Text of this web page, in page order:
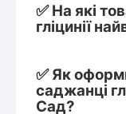
✅ На які
гліцинії
✅ Як
саджанці
Сад?